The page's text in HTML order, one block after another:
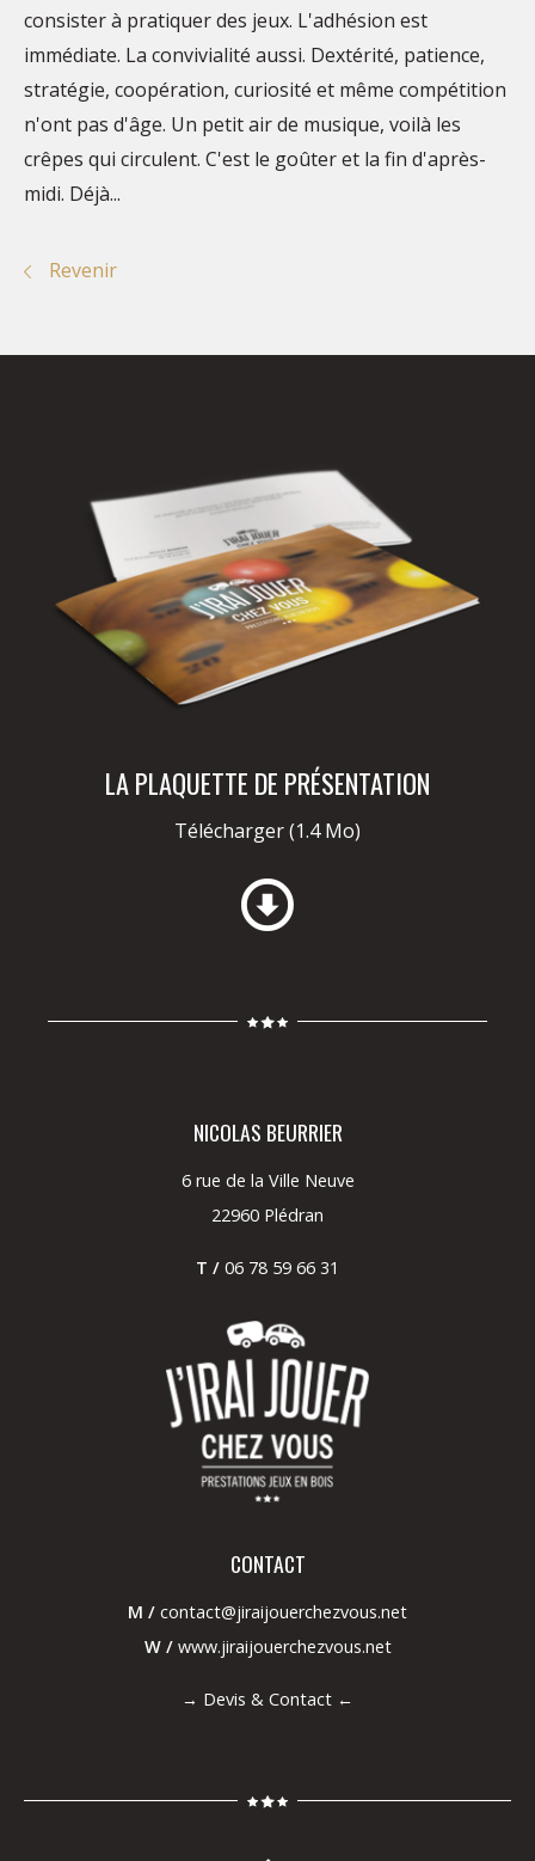
consister à pratiquer des jeux. L'adhésion est
immédiate. La convivialité aussi. Dextérité, patience,
stratégie, coopération, curiosité et même compétition
n'ont pas d'âge. Un petit air de musique, voilà les
crêpes qui circulent. C'est le goûter et la fin d'après-
midi. Déjà...
Revenir
LA PLAQUETTE DE PRÉSENTATION
Télécharger(1.4 Mo)
NICOLAS BEURRIER
6 rue de la Ville Neuve
22960 Plédran
T / 06 78 59 66 31
CONTACT
M / contact@jiraijouerchezvous.net
W / www.jiraijouerchezvous.net
→ Devis & Contact ←